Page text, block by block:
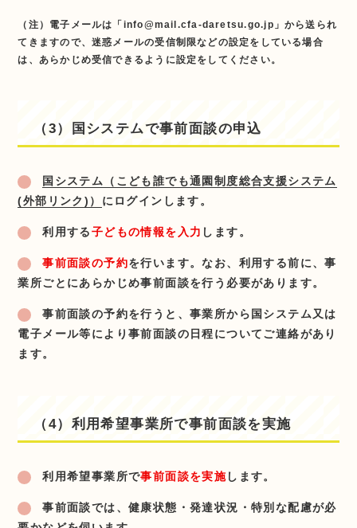
（注）電子メールは「info@mail.cfa-daretsu.go.jp」から送られ
てきますので、迷惑メールの受信制限などの設定をしている場合
は、あらかじめ受信できるように設定をしてください。
（3）国システムで事前面談の申込
国システム（こども誰でも通園制度総合支援システム
(外部リンク)） にログインします。
利用する子どもの情報を入力 します。
事前面談の予約を行います。なお、利用する前に、事
業所ごとにあらかじめ事前面談を行う必要があります。
事前面談の予約を行うと、事業所から国システム又は
電子メール等により事前面談の日程についてご連絡があり
ます。
（4）利用希望事業所で事前面談を実施
利用希望事業所で事前面談を実施します。
事前面談では、健康状態・発達状況・特別な配慮が必